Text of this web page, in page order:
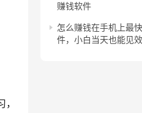
赚钱软件
怎么赚钱在手机上最
件，小白当天也能见效